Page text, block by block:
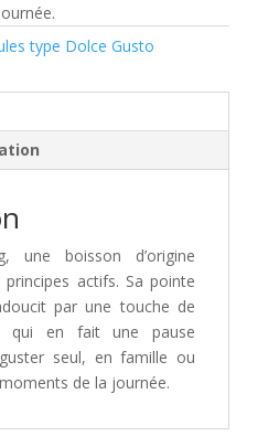
type Dolce Gusto
une boisson d’origine
actifs. Sa pointe
par une touche de
en fait une pause
seul, en famille ou
de la journée.